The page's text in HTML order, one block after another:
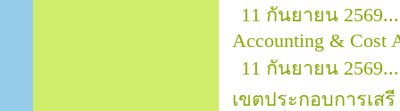
11 กันยายน
Accounting & Cost
11 กันยายน
เขตประกอบการเสรี